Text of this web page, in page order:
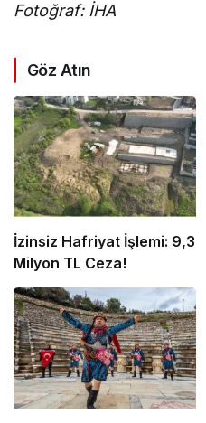
Fotoğraf: İHA
Göz Atın
İzinsiz Hafriyat İşlemi: 9,3
Milyon TL Ceza!